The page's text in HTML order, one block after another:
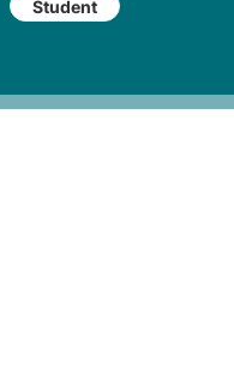
Student